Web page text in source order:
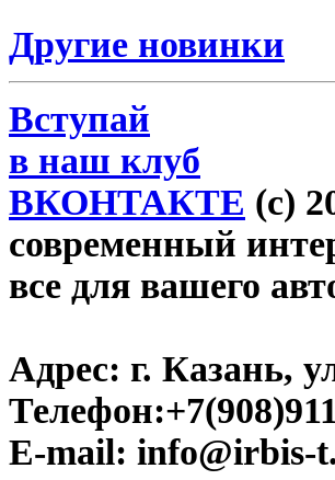
Другие новинки
Вступай
в наш клуб
ВКОНТАКТЕ (c)
современный
все для вашего
Адрес: г. Казань,
Телефон:
E-mail: info@irbis-